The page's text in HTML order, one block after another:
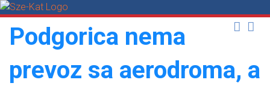
Skip
to
content
Podgorica nema
prevoz sa aerodroma, a